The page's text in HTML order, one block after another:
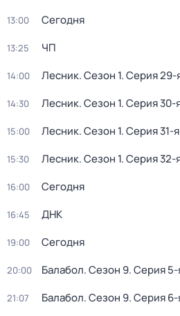
13:00 Сегодня
13:25 ЧП
14:00 Лесник. Сезон 1. Серия 29-
14:30 Лесник. Сезон 1. Серия 30-
15:00 Лесник. Сезон 1. Серия 31-я
15:30 Лесник. Сезон 1. Серия 32-
16:00 Сегодня
16:45 ДНК
19:00 Сегодня
20:00 Балабол. Сезон 9. Серия 5-
21:07 Балабол. Сезон 9. Серия 6-